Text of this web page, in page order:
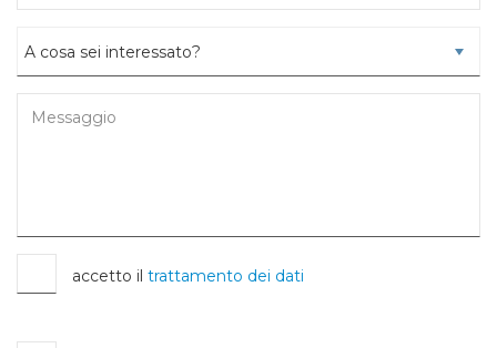
accetto il trattamento dei dati